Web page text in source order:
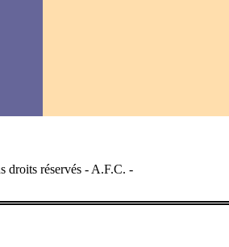
droits réservés - A.F.C. -